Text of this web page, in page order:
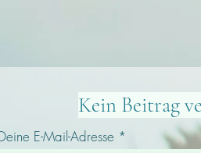
Kein Beitrag
E-Mail-Adresse